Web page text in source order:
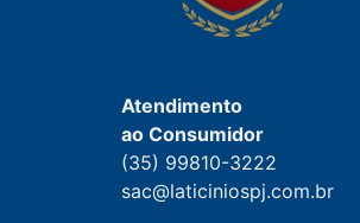
Atendimento
ao Consumidor
(35) 99810-3222
sac@laticiniospj.com.br